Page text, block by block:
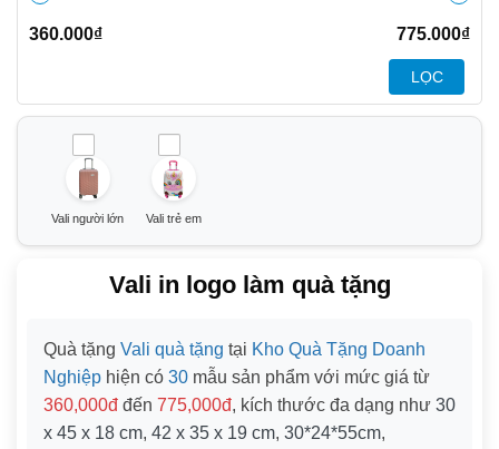
360.000₫ 775.000₫
LỌC
Vali người lớn Vali trẻ em
Vali in logo làm quà tặng
Quà tặng Vali quà tặng tại Kho Quà Tặng Doanh
Nghiệp hiện có 30 mẫu sản phẩm với mức giá từ
360,000đ đến 775,000đ, kích thước đa dạng như 30
x 45 x 18 cm, 42 x 35 x 19 cm, 30*24*55cm,